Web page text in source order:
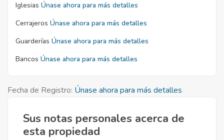
Iglesias Únase ahora para más detalles
Cerrajeros Únase ahora para más detalles
Guarderías Únase ahora para más detalles
Bancos Únase ahora para más detalles
Fecha de Registro: Únase ahora para más detalles
Sus notas personales acerca de
esta propiedad